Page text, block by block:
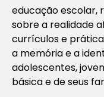
educação escolar,
sobre a realidade
currículos e
a memória e a
adolescentes,
básica e de seus